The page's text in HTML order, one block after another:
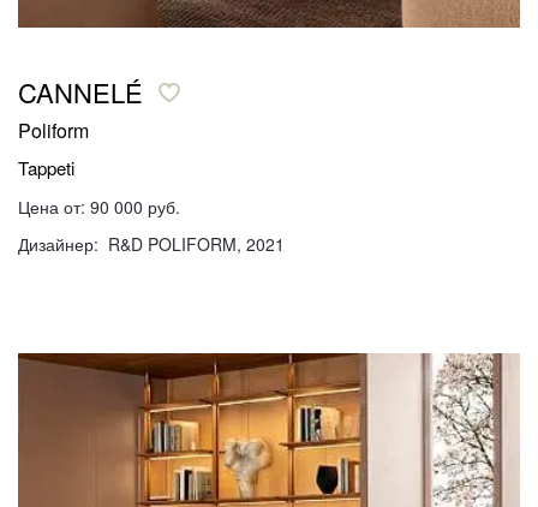
CANNELÉ
Poliform
Tappeti
Цена от: 90 000 руб.
Дизайнер: R&D POLIFORM, 2021